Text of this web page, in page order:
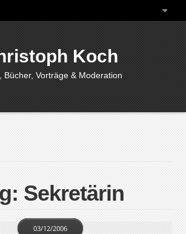
Koch
Bücher, Vorträge & Moderation
Sekretärin
03/12/2006